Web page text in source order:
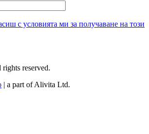
с условията ми за получаване на този
reserved.
| a part of Alivita Ltd.